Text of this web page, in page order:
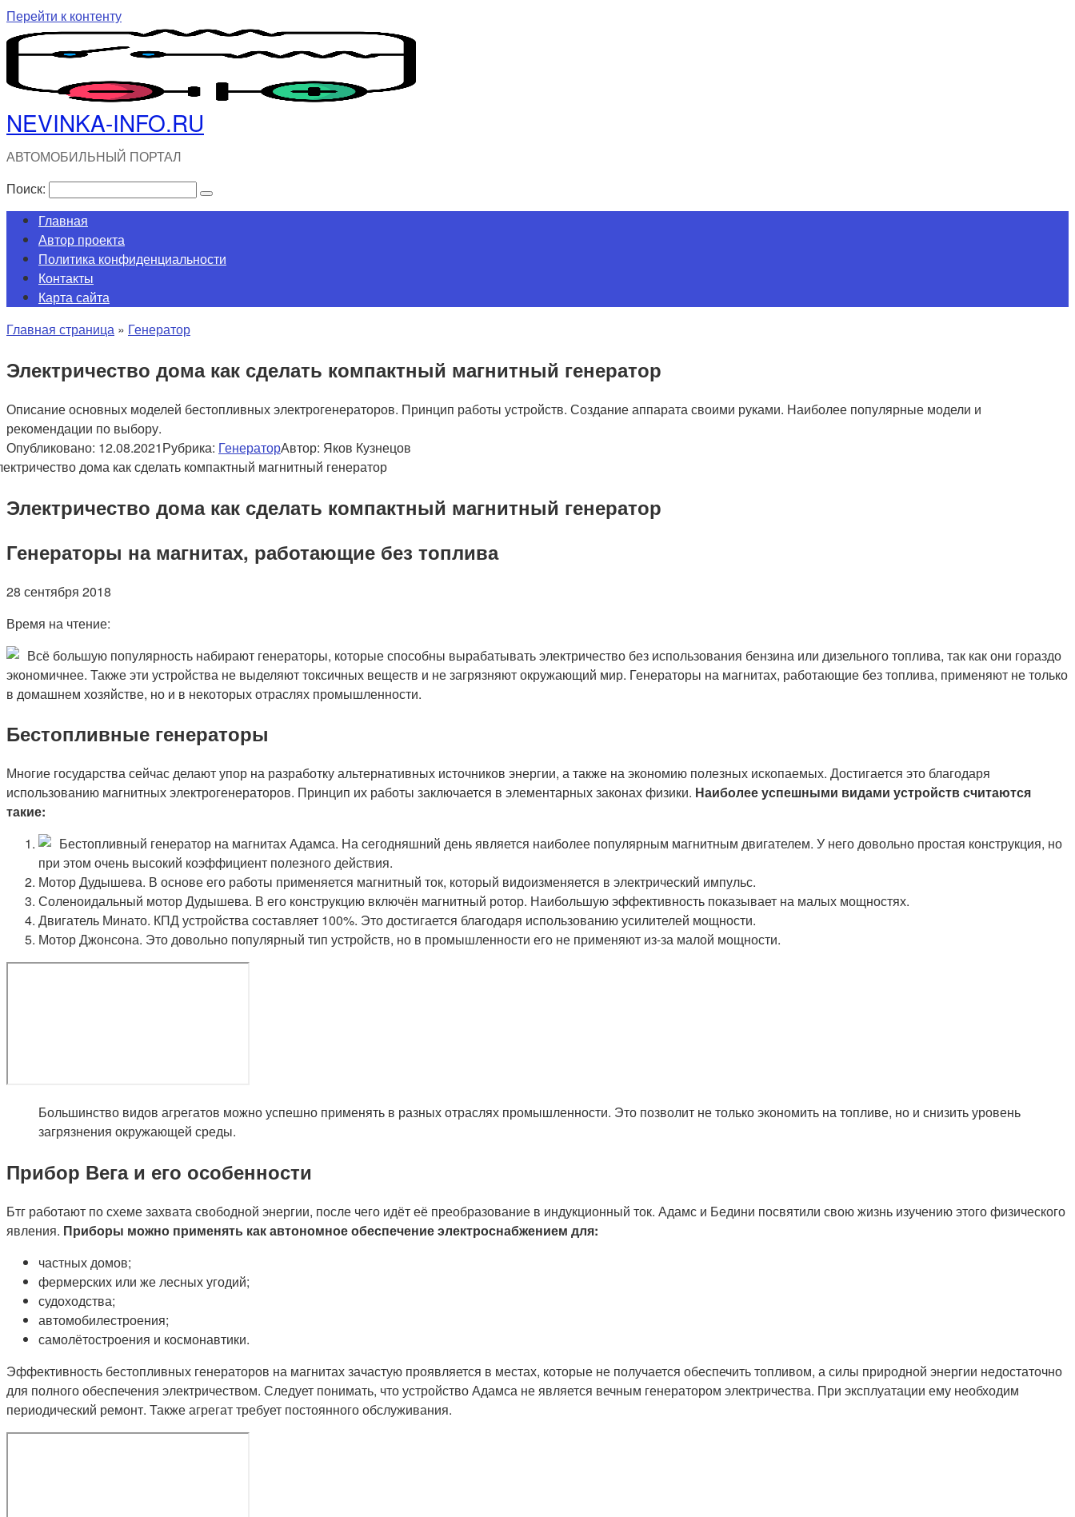
Перейти к контенту
NEVINKA-INFO.RU
АВТОМОБИЛЬНЫЙ ПОРТАЛ
Поиск:
Главная
Автор проекта
Политика конфиденциальности
Контакты
Карта сайта
Главная страница » Генератор
Электричество дома как сделать компактный магнитный генератор
Описание основных моделей бестопливных электрогенераторов. Принцип работы устройств. Создание аппарата своими руками. Наиболее популярные модели и
рекомендации по выбору.
Опубликовано: 12.08.2021Рубрика: ГенераторАвтор: Яков Кузнецов
Электричество дома как сделать компактный магнитный генератор
Генераторы на магнитах, работающие без топлива
28 сентября 2018
Время на чтение:
Всё большую популярность набирают генераторы, которые способны вырабатывать электричество без использования бензина или дизельного топлива, так как они гораздо
экономичнее. Также эти устройства не выделяют токсичных веществ и не загрязняют окружающий мир. Генераторы на магнитах, работающие без топлива, применяют не только
в домашнем хозяйстве, но и в некоторых отраслях промышленности.
Бестопливные генераторы
Многие государства сейчас делают упор на разработку альтернативных источников энергии, а также на экономию полезных ископаемых. Достигается это благодаря
использованию магнитных электрогенераторов. Принцип их работы заключается в элементарных законах физики. Наиболее успешными видами устройств считаются
такие:
Бестопливный генератор на магнитах Адамса. На сегодняшний день является наиболее популярным магнитным двигателем. У него довольно простая конструкция, но
при этом очень высокий коэффициент полезного действия.
Мотор Дудышева. В основе его работы применяется магнитный ток, который видоизменяется в электрический импульс.
Соленоидальный мотор Дудышева. В его конструкцию включён магнитный ротор. Наибольшую эффективность показывает на малых мощностях.
Двигатель Минато. КПД устройства составляет 100%. Это достигается благодаря использованию усилителей мощности.
Мотор Джонсона. Это довольно популярный тип устройств, но в промышленности его не применяют из-за малой мощности.
Большинство видов агрегатов можно успешно применять в разных отраслях промышленности. Это позволит не только экономить на топливе, но и снизить уровень
загрязнения окружающей среды.
Прибор Вега и его особенности
Бтг работают по схеме захвата свободной энергии, после чего идёт её преобразование в индукционный ток. Адамс и Бедини посвятили свою жизнь изучению этого физического
явления. Приборы можно применять как автономное обеспечение электроснабжением для:
частных домов;
фермерских или же лесных угодий;
судоходства;
автомобилестроения;
самолётостроения и космонавтики.
Эффективность бестопливных генераторов на магнитах зачастую проявляется в местах, которые не получается обеспечить топливом, а силы природной энергии недостаточно
для полного обеспечения электричеством. Следует понимать, что устройство Адамса не является вечным генератором электричества. При эксплуатации ему необходим
периодический ремонт. Также агрегат требует постоянного обслуживания.